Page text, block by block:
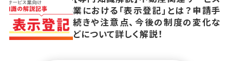
業における「表示登記」とは？申請手
続きや注意点、今後の制度の変化な
どについて詳しく解説！